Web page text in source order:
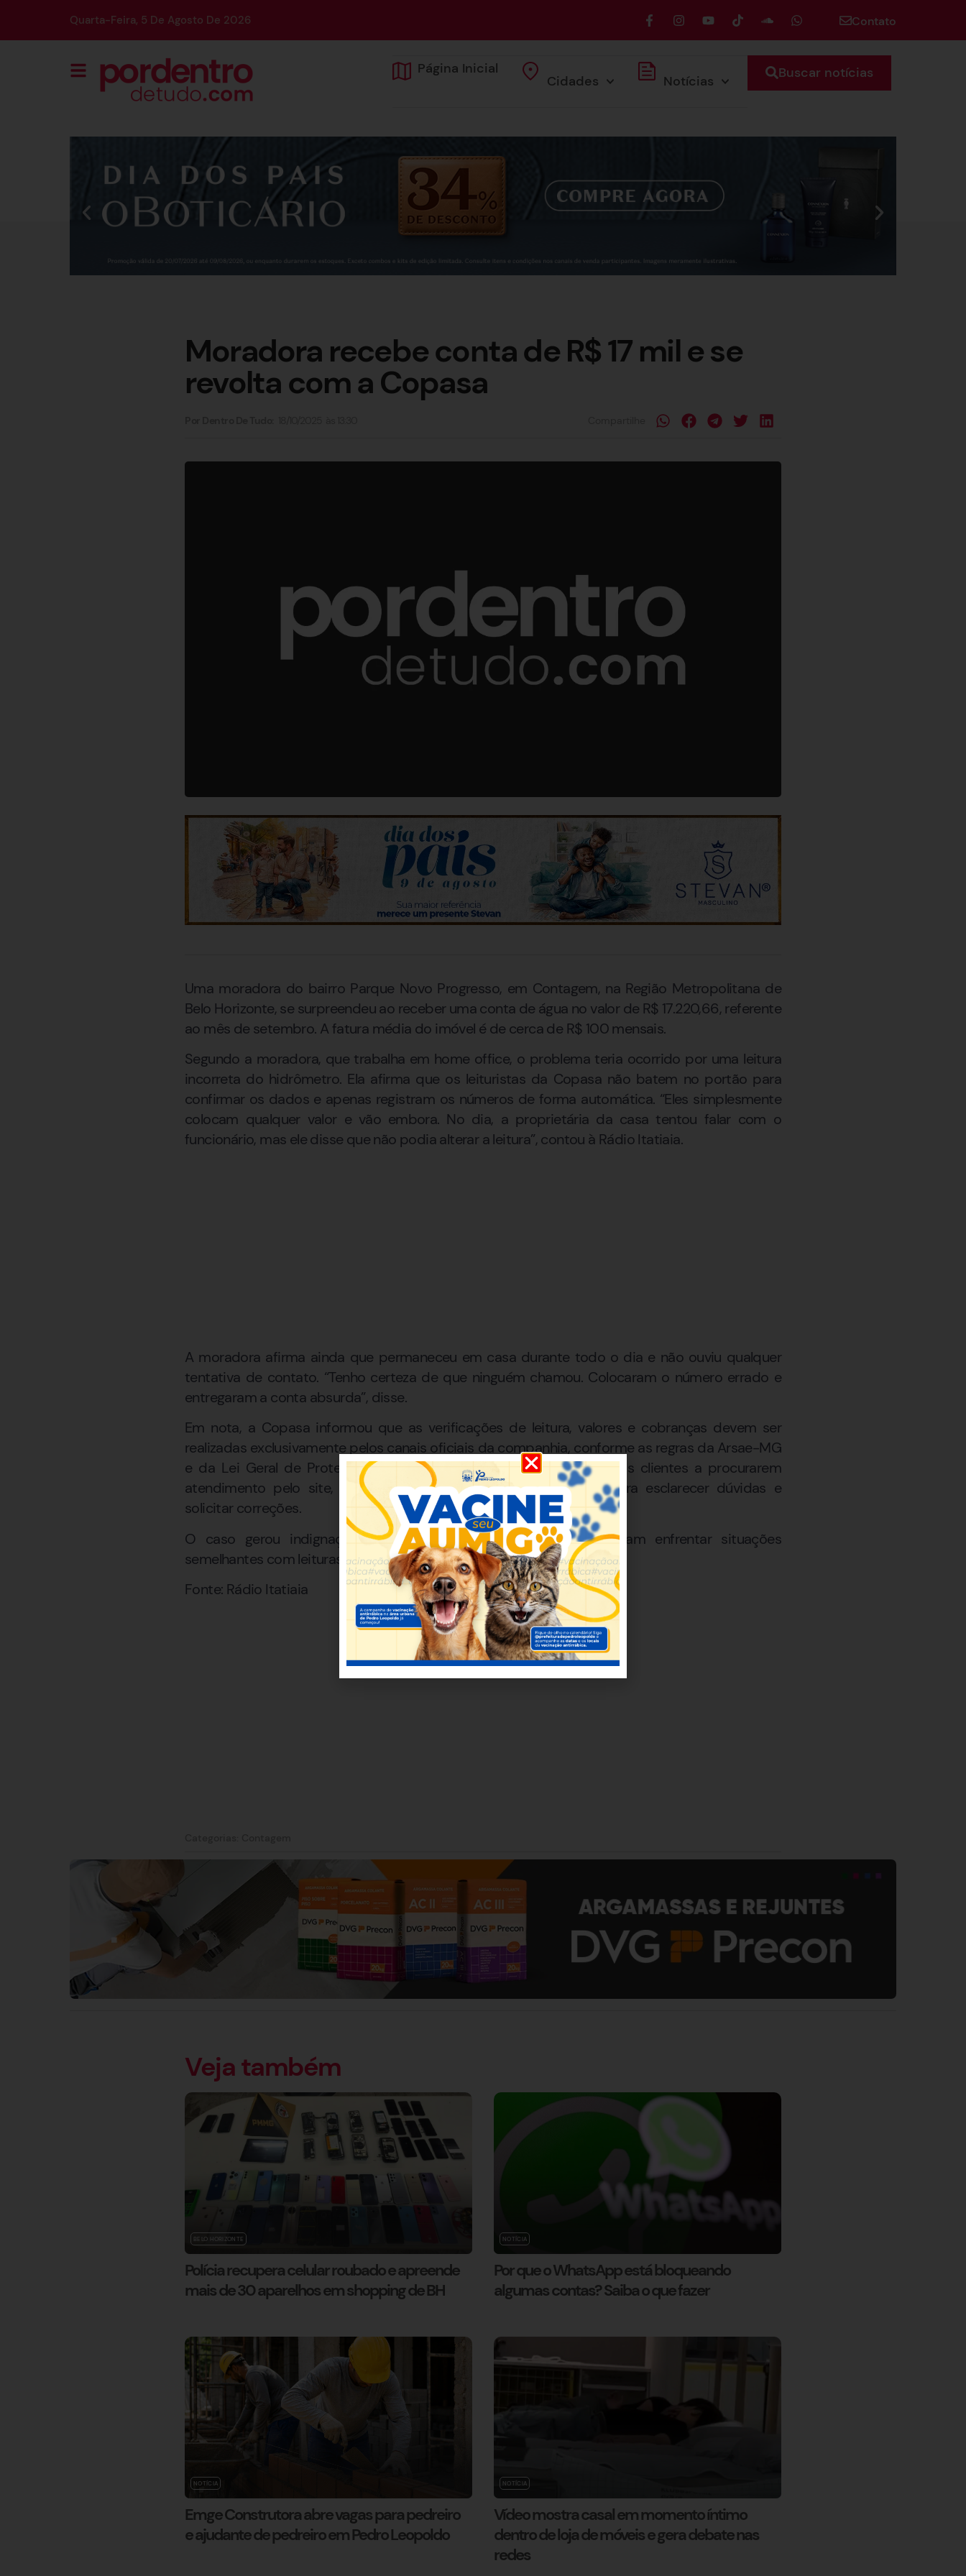
Quarta-Feira, 5 De Agosto De 2026 Contato
Página Inicial
Cidades Notícias Buscar notícias
Moradora recebe conta de R$ 17 mil e se
revolta com a Copasa
Uma moradora do bairro Parque Novo Progresso, em Contagem, na Região Metropolitana de
Belo Horizonte, se surpreendeu ao receber uma conta de água no valor de R$ 17.220,66, referente
ao mês de setembro. A fatura média do imóvel é de cerca de R$ 100 mensais.
Segundo a moradora, que trabalha em home office, o problema teria ocorrido por uma leitura
incorreta do hidrômetro. Ela afirma que os leituristas da Copasa não batem no portão para
confirmar os dados e apenas registram os números de forma automática. “Eles simplesmente
colocam qualquer valor e vão embora. No dia, a proprietária da casa tentou falar com o
funcionário, mas ele disse que não podia alterar a leitura”, contou à Rádio Itatiaia.
A moradora afirma ainda que permaneceu em casa durante todo o dia e não ouviu qualquer
tentativa de contato. “Tenho certeza de que ninguém chamou. Colocaram o número errado e
entregaram a conta absurda”, disse.
Em nota, a Copasa informou que as verificações de leitura, valores e cobranças devem ser
realizadas exclusivamente pelos canais oficiais da companhia, conforme as regras da Arsae-MG
e da Lei Geral de Proteção de Dados (LGPD). A empresa orienta os clientes a procurarem
atendimento pelo site, WhatsApp ou nas agências presenciais para esclarecer dúvidas e
solicitar correções.
O caso gerou indignação entre moradores da região, que relatam enfrentar situações
semelhantes com leituras incorretas e contas acima da média.
Fonte: Rádio Itatiaia
Veja também
BELO HORIZONTE
Polícia recupera celular roubado e apreende
mais de 30 aparelhos em shopping de BH
NOTÍCIA
Por que o WhatsApp está bloqueando
algumas contas? Saiba o que fazer
NOTÍCIA
Emge Construtora abre vagas para pedreiro
e ajudante de pedreiro em Pedro Leopoldo
NOTÍCIA
Vídeo mostra casal em momento íntimo
dentro de loja de móveis e gera debate nas
redes